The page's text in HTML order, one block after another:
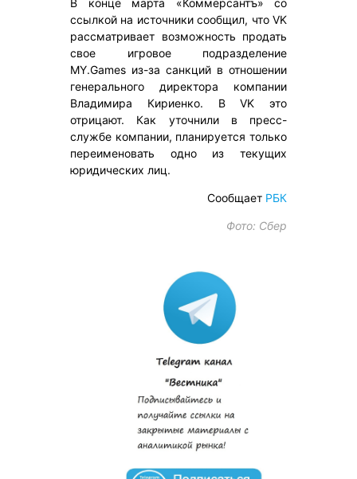
В конце марта «Коммерсантъ» со
ссылкой на источники сообщил, что VK
рассматривает возможность продать
свое игровое подразделение
MY.Games из-за санкций в отношении
генерального директора компании
Владимира Кириенко. В VK это
отрицают. Как уточнили в пресс-
службе компании, планируется только
переименовать одно из текущих
юридических лиц.
Сообщает РБК
Фото: Сбер